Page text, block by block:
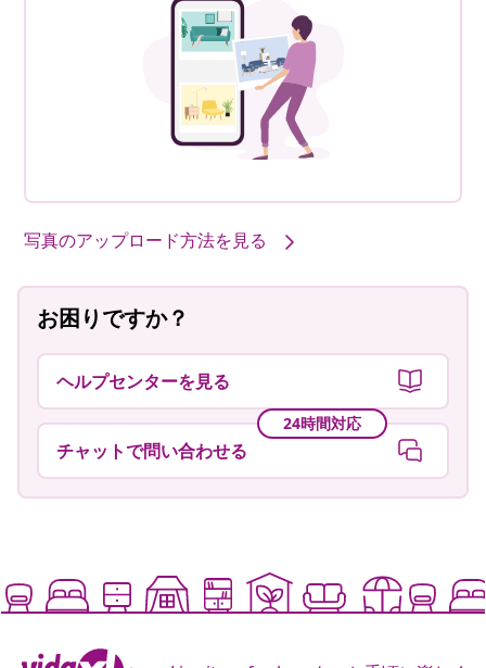
あなたのスタイルで彩る当社の商品 #sharemevidaxl
写真のアップロード方法を見る
お困りですか？
ヘルプセンターを見る
チャットで問い合わせる